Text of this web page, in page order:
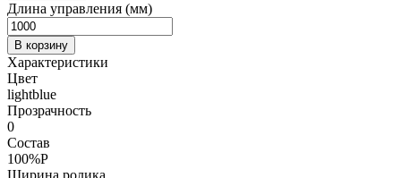
Длина управления (мм)
В корзину
Характеристики
Цвет
lightblue
Прозрачность
0
Состав
100%P